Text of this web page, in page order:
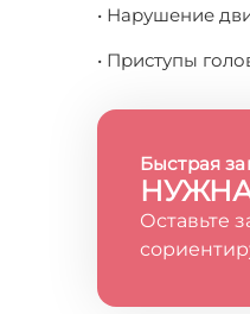
• Нарушение
• Приступы
Быстрая
Оставьте